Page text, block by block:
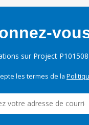
sur Project P101508
les termes de la